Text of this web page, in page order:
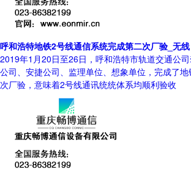
呼和浩特地铁2号线通信系统完成第二次厂验_无线
2019年1月20日至26日，呼和浩特市轨道交通公
公司、安捷公司、监理单位、想象单位，完成了
次厂验，意味着2号线通讯统统体系均顺利验收